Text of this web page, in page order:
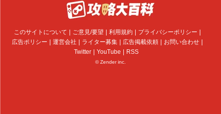
このサイトについて ご意見/要望 利用規約
プライバシーポリシー
広告ポリシー
運営会社 ライター募集 広告掲載依頼
お問い合わせ
Twitter
YouTube RSS
© Zender inc.